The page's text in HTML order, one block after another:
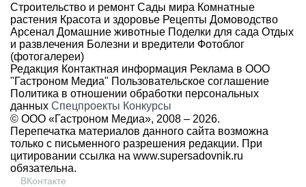
Строительство и ремонт Сады мира Комнатные
растения Красота и здоровье Рецепты Домоводство
Арсенал Домашние животные Поделки для сада Отдых
и развлечения Болезни и вредители Фотоблог
(фотогалереи)
Редакция Контактная информация Реклама в ООО
"Гастроном Медиа" Пользовательское соглашение
Политика в отношении обработки персональных
данных Спецпроекты Конкурсы
© ООО «Гастроном Медиа», 2008 – 2026.
Перепечатка материалов данного сайта возможна
только с письменного разрешения редакции. При
цитировании ссылка на www.supersadovnik.ru
обязательна.
ВКонтакте